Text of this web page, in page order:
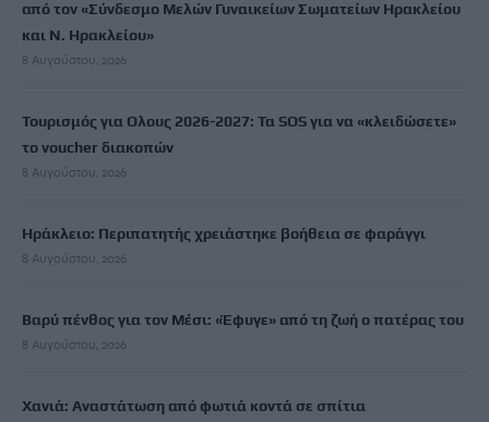
από τον «Σύνδεσμο Μελών Γυναικείων Σωματείων Ηρακλείου
και Ν. Ηρακλείου»
8 Αυγούστου, 2026
Τουρισμός για Ολους 2026-2027: Τα SOS για να «κλειδώσετε»
το voucher διακοπών
8 Αυγούστου, 2026
Ηράκλειο: Περιπατητής χρειάστηκε βοήθεια σε φαράγγι
8 Αυγούστου, 2026
Βαρύ πένθος για τον Μέσι: «Έφυγε» από τη ζωή ο πατέρας του
8 Αυγούστου, 2026
Χανιά: Αναστάτωση από φωτιά κοντά σε σπίτια